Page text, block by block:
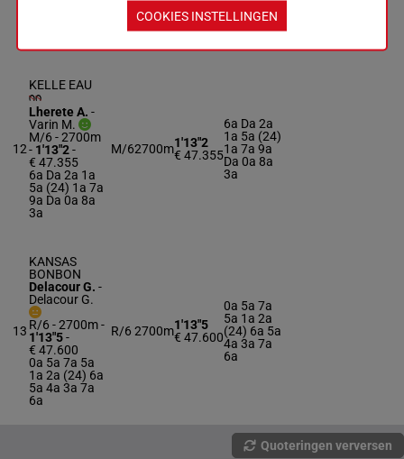
12
KELLE EAU
Lherete A. -
Varin M.
M/6 - 2700m
- 1'13"2-
€ 47.355
6a Da 2a 1a
5a (24) 1a 7a
9a Da 0a 8a
3a
M/62700m1'13"2
€ 47.355
6a Da 2a
1a 5a (24)
1a 7a 9a
Da 0a 8a
3a
13
KANSAS
BONBON
Delacour G. -
Delacour G.
R/6 - 2700m-
1'13"5-
€ 47.600
0a 5a 7a 5a
1a 2a (24) 6a
5a 4a 3a 7a
6a
R/6 2700m1'13"5
€ 47.600
0a 5a 7a
5a 1a 2a
(24) 6a 5a
4a 3a 7a
6a
Quoteringen verversen
COOKIES INSTELLINGEN